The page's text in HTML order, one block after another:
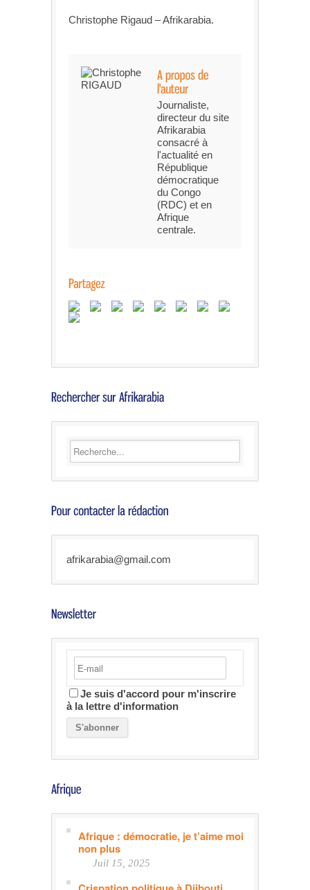
Christophe Rigaud – Afrikarabia.
Journaliste,
directeur du site
Afrikarabia
consacré à
l'actualité en
République
démocratique
du Congo
(RDC) et en
Afrique
centrale.
afrikarabia@gmail.com
Je suis d'accord pour m'inscrire
à la lettre d'information
Afrique : démocratie, je t’aime moi
non plus
Juil 15, 2025